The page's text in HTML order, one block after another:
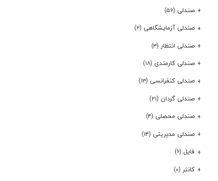
صندلی (۵۶)
صندلی آزمایشگاهی (۲)
صندلی انتظار (۳)
صندلی کارمندی (۱۸)
صندلی کنفرانسی (۱۳)
صندلی گردان (۲۱)
صندلی محصلی (۴)
صندلی مدیریتی (۱۴)
فایل (۶)
کانتر (۰)